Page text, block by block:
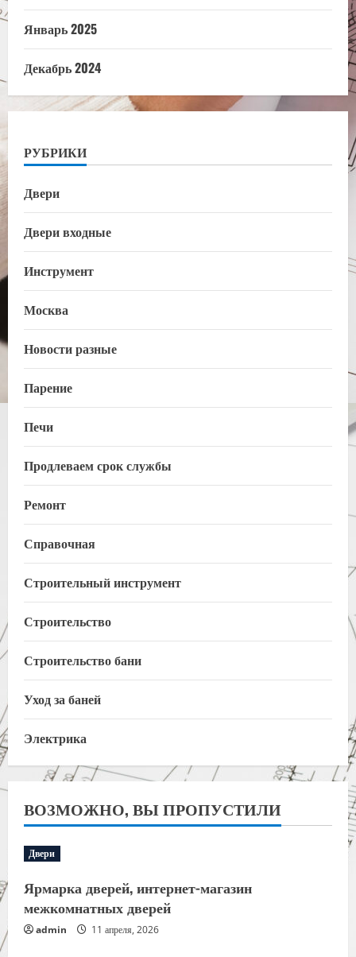
Январь 2025
Декабрь 2024
РУБРИКИ
Двери
Двери входные
Инструмент
Москва
Новости разные
Парение
Печи
Продлеваем срок службы
Ремонт
Справочная
Строительный инструмент
Строительство
Строительство бани
Уход за баней
Электрика
ВОЗМОЖНО, ВЫ ПРОПУСТИЛИ
Двери
Ярмарка дверей, интернет-магазин
межкомнатных дверей
admin 11 апреля, 2026